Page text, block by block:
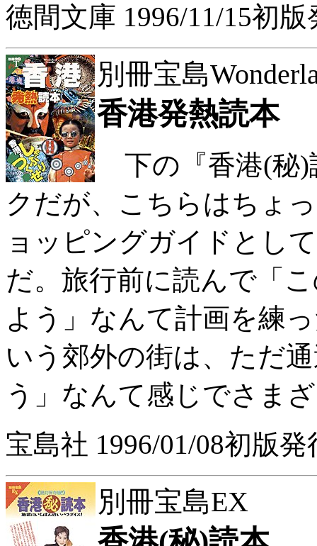
徳間文庫 1996/11/15初
別冊宝島
香港発熱読本
下の『香港(秘)
クだが、こちらはちょ
ョッピングガイドとし
だ。旅行前に読んで「
よう」なんて計画を練
いう郊外の街は、ただ
う」なんて感じでさま
宝島社 1996/01/08初版
別冊宝島EX